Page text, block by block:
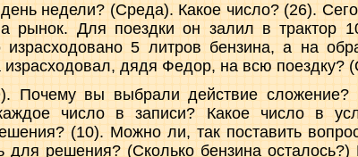
недели? (Среда). Какое число? (26).
рынок. Для поездки он залил в трактор
5 литров бензина, а на
израсходовал, дядя Федор, на всю поездку?
Почему вы выбрали действие
число в записи? Какое число в
(10). Можно ли, так поставить
для решения? (Сколько бензина осталось?)